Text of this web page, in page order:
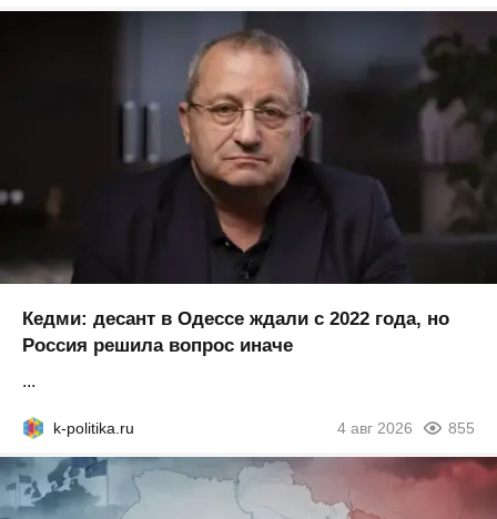
Кедми: десант в Одессе ждали с 2022 года, но
Россия решила вопрос иначе
...
k-politika.ru 4 авг 2026 855